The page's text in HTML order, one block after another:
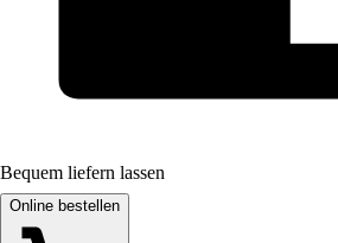
Bequem liefern lassen
Online bestellen